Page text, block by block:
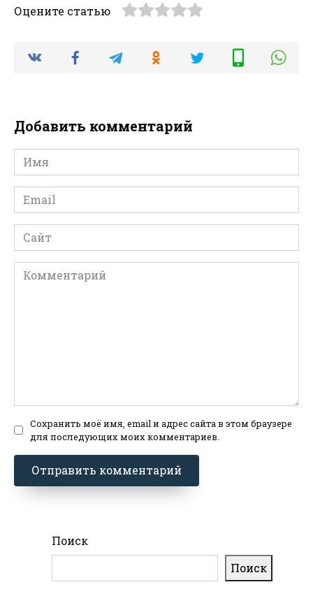
Оцените статью
Добавить комментарий
Имя
*
Email
*
Сайт
Комментарий
Сохранить моё имя, email и адрес сайта в этом браузере
для последующих моих комментариев.
Поиск
Поиск